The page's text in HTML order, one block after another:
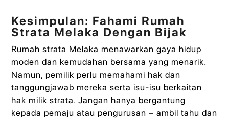
Kesimpulan: Fahami Rumah
Strata Melaka Dengan Bijak
Rumah strata Melaka menawarkan gaya hidup
moden dan kemudahan bersama yang menarik.
Namun, pemilik perlu memahami hak dan
tanggungjawab mereka serta isu-isu berkaitan
hak milik strata. Jangan hanya bergantung
kepada pemaju atau pengurusan – ambil tahu dan